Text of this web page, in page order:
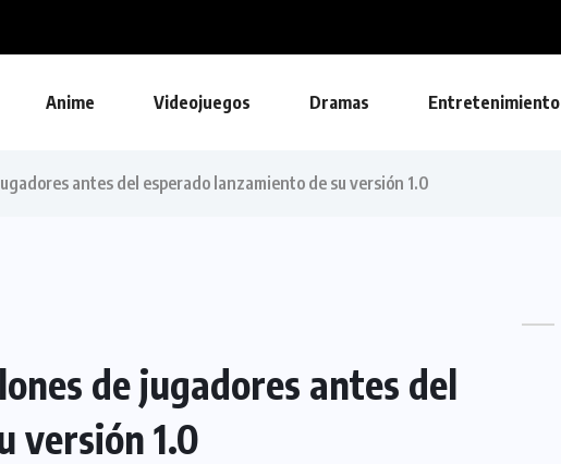
Anime Videojuegos Dramas Entretenimiento
antes del esperado lanzamiento de su versión 1.0
de jugadores antes del
versión 1.0